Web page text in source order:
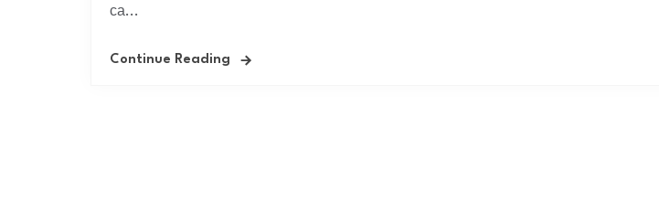
са...
Continue Reading